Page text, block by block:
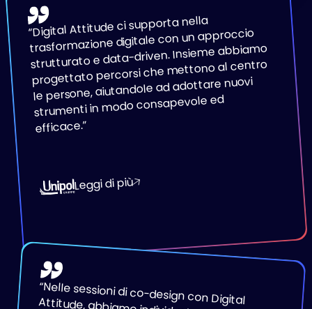
“Digital Attitude ci supporta nella
trasformazione digitale con un approccio
strutturato e data-driven. Insieme abbiamo
progettato percorsi che mettono al centro
le persone, aiutandole ad adottare nuovi
strumenti in modo consapevole ed
efficace.”
Leggi di più
“Nelle sessioni di co-design con Digital